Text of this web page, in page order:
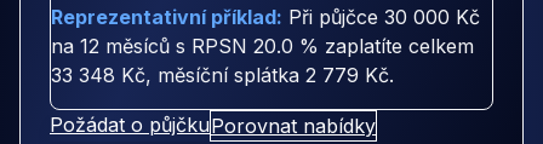
Reprezentativní příklad: Při půjčce 30 000 Kč
na 12 měsíců s RPSN 20.0 % zaplatíte celkem
33 348 Kč, měsíční splátka 2 779 Kč.
Požádat o půjčkuPorovnat nabídky